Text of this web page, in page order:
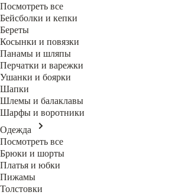
Посмотреть все
Бейсболки и кепки
Береты
Косынки и повязки
Панамы и шляпы
Перчатки и варежки
Ушанки и боярки
Шапки
Шлемы и балаклавы
Шарфы и воротники
Одежда
Посмотреть все
Брюки и шорты
Платья и юбки
Пижамы
Толстовки